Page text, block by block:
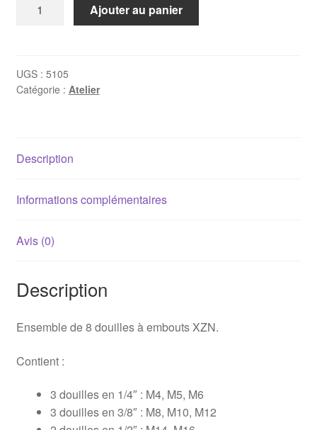
douilles
XZN
pièces)
Ajouter au panier
UGS : 5105
Catégorie : Atelier
Description
Informations complémentaires
Avis (0)
Description
Ensemble de 8 douilles à embouts XZN.
Contient :
3 douilles en 1/4″ : M4, M5, M6
3 douilles en 3/8″ : M8, M10, M12